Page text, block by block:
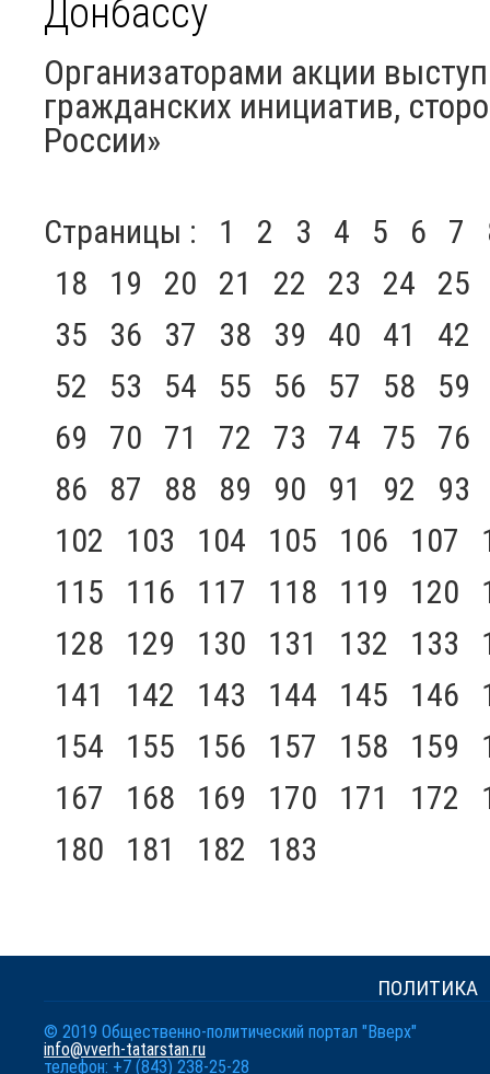
Донбассу
Организаторами акции
гражданских инициатив,
России»
Страницы : 1 2 3 4 5 6 7
18
19 20 21 22 23 24
25
35
36 37 38 39 40 41
42
52
53 54 55 56 57 58
59
69
70 71 72 73 74 75
76
86
87 88 89 90 91 92
93
102
103 104 105 106 107
115
116 117 118 119 120
128
129 130 131 132 133
141
142 143 144 145 146
154
155 156 157 158 159
167
168 169 170 171 172
180
181 182 183
ПОЛИТИКА
© 2019 Общественно-политический портал "Вверх"
info@vverh-tatarstan.ru
телефон: +7 (843) 238-25-28